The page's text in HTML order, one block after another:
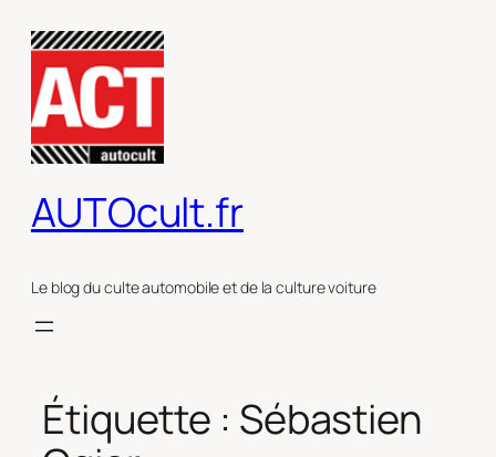
contenu
AUTOcult.fr
Le blog du culte automobile et de la culture voiture
Étiquette : Sébastien